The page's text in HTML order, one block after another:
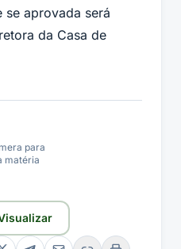
se aprovada será
da Casa de
para
matéria